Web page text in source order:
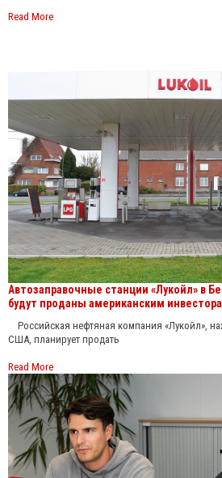
Read More
Автозаправочные станции «Лукойл» в
будут проданы американским
Российская нефтяная компания «Лукойл»,
США, планирует продать
Read More